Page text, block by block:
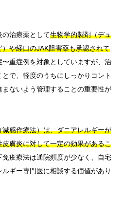
治療薬として生物学的製剤（デュ
や経口のJAK阻害薬も承認されて
〜重症例を対象としていますが、治
で、軽度のうちにしっかりコント
ないよう管理することの重要性が
感作療法）は、ダニアレルギーが
膚炎に対して一定の効果があるこ
免疫療法は通院頻度が少なく、自宅
ギー専門医に相談する価値があり